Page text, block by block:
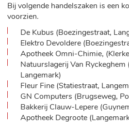
Bij volgende handelszaken is een
voorzien.
De Kubus (Boezingestraat,
Elektro Devoldere
Apotheek Omni-Chimie,
Natuurslagerij Van Ryckeghem
Langemark)
Fleur Fine (Statiestraat,
GN Computers (Brugseweg,
Bakkerij Clauw-Lepere
Apotheek Degroote